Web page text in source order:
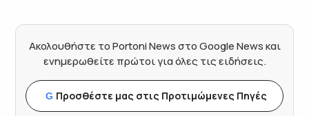
Ακολουθήστε το Portoni News στο Google News και
ενημερωθείτε πρώτοι για όλες τις ειδήσεις.
G Προσθέστε μας στις Προτιμώμενες Πηγές